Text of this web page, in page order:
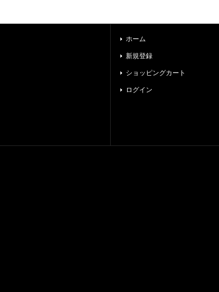
ホーム
新規登録
ショッピングカート
ログイン